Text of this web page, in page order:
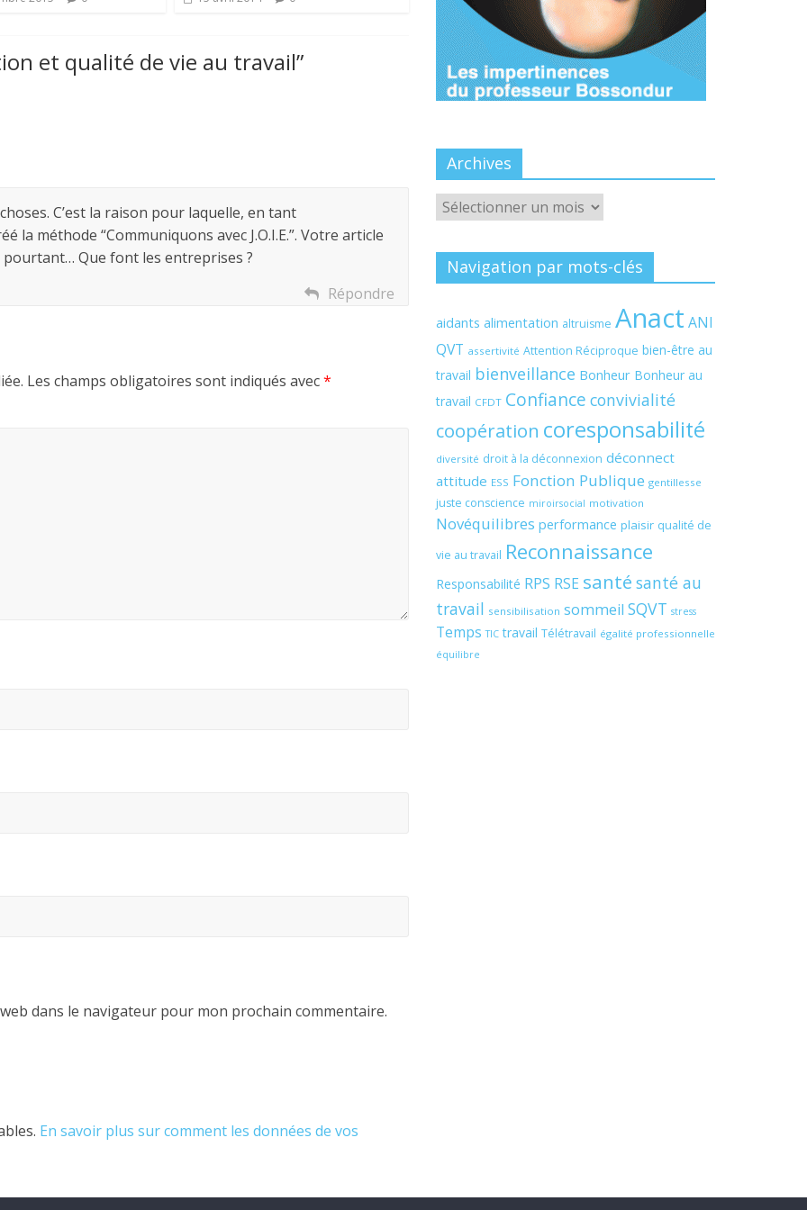
et qualité de vie au travail”
C’est la raison pour laquelle, en tant
la méthode “Communiquons avec J.O.I.E.”. Votre article
pourtant… Que font les entreprises ?
Répondre
Les champs obligatoires sont indiqués avec*
dans le navigateur pour mon prochain commentaire.
En savoir plus sur comment les données de vos
Archives
Archives
Navigation par mots-clés
aidants alimentation altruisme Anact ANI
QVT assertivité Attention Réciproque bien-être au
travail bienveillance Bonheur Bonheur au
travail CFDT Confiance convivialité
coopération coresponsabilité
diversité droit à la déconnexion déconnect
attitude ESS Fonction Publique gentillesse
juste conscience miroirsocial motivation
Novéquilibres performance plaisir qualité de
vie au travail Reconnaissance
Responsabilité RPS RSE santé santé au
travail sensibilisation sommeil SQVT stress
Temps TIC travail Télétravail égalité professionnelle
équilibre